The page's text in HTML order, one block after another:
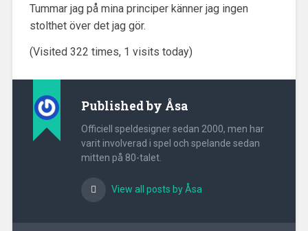
Tummar jag på mina principer känner jag ingen
stolthet över det jag gör.
(Visited 322 times, 1 visits today)
Published by Åsa
Officiell speldesigner sedan 2000, men har
varit involverad i spel och spelande sedan
mitten på 80-talet.
View all posts by Åsa